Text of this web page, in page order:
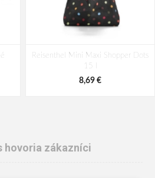
Reisenthel Mini Maxi Shopper Dots
15 l
8,69 €
hovoria zákazníci